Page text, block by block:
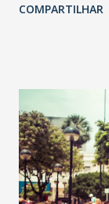
continua sem
minutos,
nas semifinais
silêncio em
1950, Valdecir
Ceará ganhou
COMPARTILHAR